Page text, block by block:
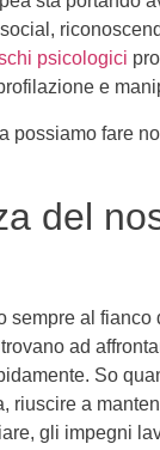
psicologici
e
possiamo fare
del
sempre al fianco
ad
So
riuscire a
gli impegni